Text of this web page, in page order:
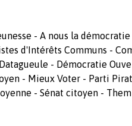
- A nous la
d'Intérêts Communs -
- Démocratie
- Mieux Voter - Parti
- Sénat citoyen -